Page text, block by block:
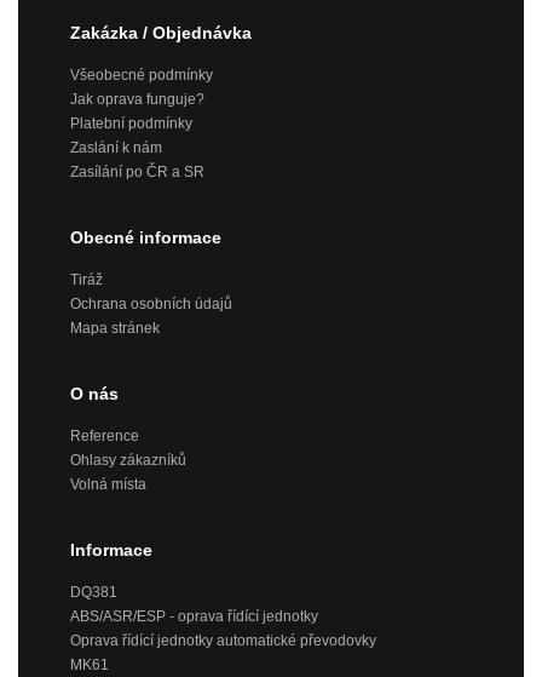
Zakázka / Objednávka
Všeobecné podmínky
Jak oprava funguje?
Platební podmínky
Zaslání k nám
Zasílání po ČR a SR
Obecné informace
Tiráž
Ochrana osobních údajů
Mapa stránek
O nás
Reference
Ohlasy zákazníků
Volná místa
Informace
DQ381
ABS/ASR/ESP - oprava řídící jednotky
Oprava řídící jednotky automatické převodovky
MK61